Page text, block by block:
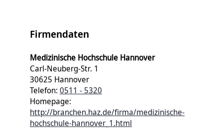
Firmendaten
Medizinische Hochschule Hannover
Carl-Neuberg-Str. 1
30625 Hannover
Telefon: 0511 - 5320
Homepage:
http://branchen.haz.de/firma/medizinische-
hochschule-hannover_1.html